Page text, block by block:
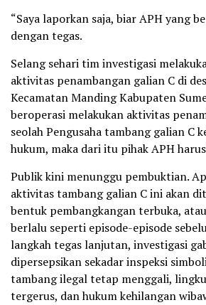
“Saya laporkan saja, biar APH yang
dengan tegas.
Selang sehari tim investigasi
aktivitas penambangan galian C di
Kecamatan Manding Kabupaten
beroperasi melakukan aktivitas
seolah Pengusaha tambang galian C
hukum, maka dari itu pihak APH
Publik kini menunggu pembuktian.
aktivitas tambang galian C ini akan
bentuk pembangkangan terbuka,
berlalu seperti episode-episode
langkah tegas lanjutan, investigasi
dipersepsikan sekadar inspeksi
tambang ilegal tetap menggali,
tergerus, dan hukum kehilangan